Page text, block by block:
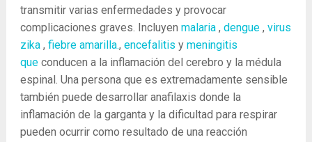
transmitir varias enfermedades y provocar
complicaciones graves. Incluyen malaria, dengue, virus
zika, fiebre amarilla., encefalitis y meningitis
queconducen a la inflamación del cerebro y la médula
espinal. Una persona que es extremadamente sensible
también puede desarrollar anafilaxis donde la
inflamación de la garganta y la dificultad para respirar
pueden ocurrir como resultado de una reacción